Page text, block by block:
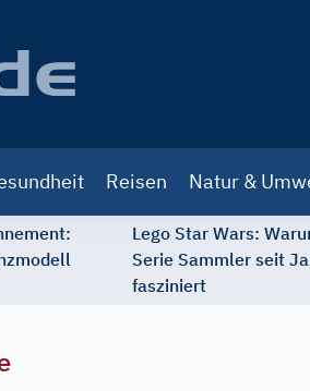
Reisen Natur &
Lego Star Wars:
Serie Sammler seit
fasziniert